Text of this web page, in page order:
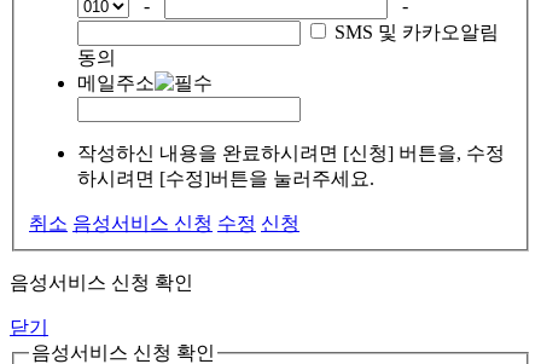
-
-
SMS 및 카카오알림
동의
메일주소
작성하신 내용을 완료하시려면 [신청] 버튼을, 수정
하시려면 [수정]버튼을 눌러주세요.
취소 음성서비스 신청 수정 신청
음성서비스 신청 확인
닫기
음성서비스 신청 확인